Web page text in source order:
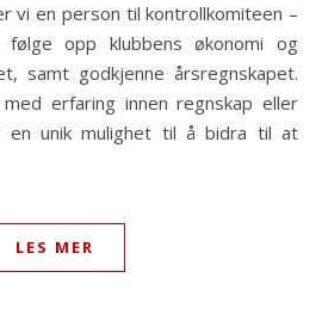
vi en person til kontrollkomiteen –
opp klubbens økonomi og
samt godkjenne årsregnskapet.
erfaring innen regnskap eller
unik mulighet til å bidra til at
LES MER